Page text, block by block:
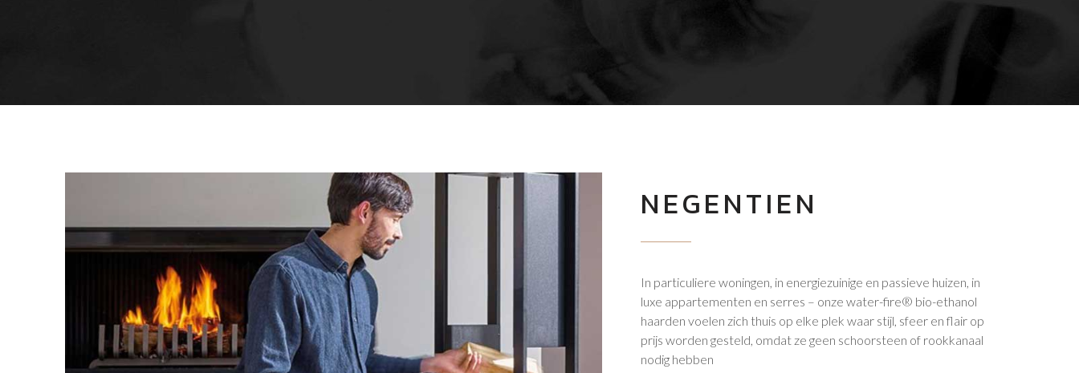
NEGENTIEN
In particuliere woningen, in energiezuinige en passieve huizen, in
luxe appartementen en serres – onze water-fire® bio-ethanol
haarden voelen zich thuis op elke plek waar stijl, sfeer en flair op
prijs worden gesteld, omdat ze geen schoorsteen of rookkanaal
nodig hebben